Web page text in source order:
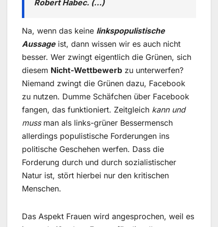
Robert Habec. (…)
Na, wenn das keine linkspopulistische
Aussageist, dann wissen wir es auch nicht
besser. Wer zwingt eigentlich die Grünen, sich
diesem Nicht-Wettbewerb zu unterwerfen?
Niemand zwingt die Grünen dazu, Facebook
zu nutzen. Dumme Schäfchen über Facebook
fangen, das funktioniert. Zeitgleich kann und
mussman als links-grüner Bessermensch
allerdings populistische Forderungen ins
politische Geschehen werfen. Dass die
Forderung durch und durch sozialistischer
Natur ist, stört hierbei nur den kritischen
Menschen.
Das Aspekt Frauen wird angesprochen, weil es